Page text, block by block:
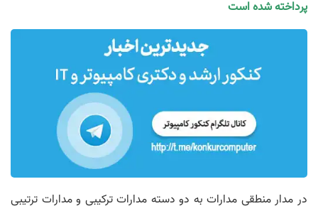
پرداخته شده است
در مدار منطقی مدارات به دو دسته مدارات ترکیبی و مدارات ترتیبی